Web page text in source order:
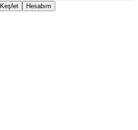
Keşfet Hesabım